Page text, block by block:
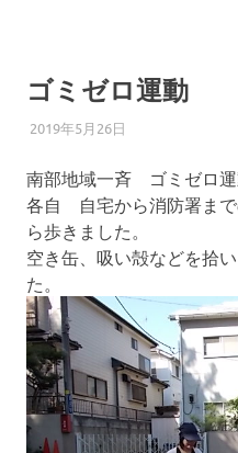
ゴミゼロ運動
2019年5月26日
南部地域一斉 ゴミゼロ運
各自 自宅から消防署ま
ら歩きました。
空き缶、吸い殻などを拾
た。